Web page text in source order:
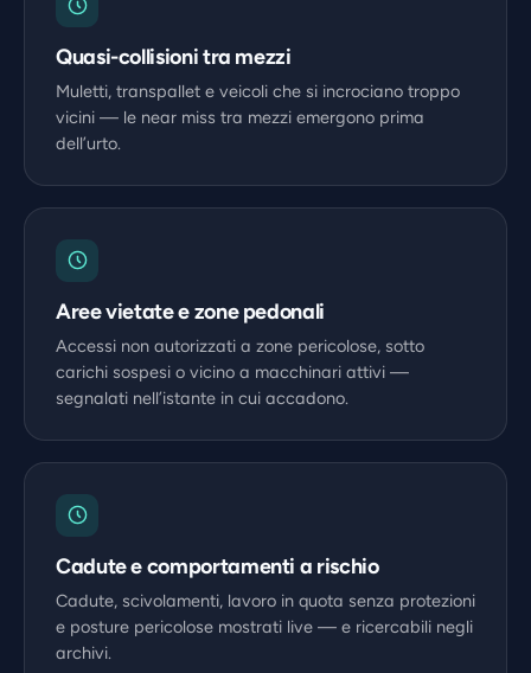
Quasi-collisioni tra mezzi
Muletti, transpallet e veicoli che si incrociano troppo
vicini — le near miss tra mezzi emergono prima
dell’urto.
Aree vietate e zone pedonali
Accessi non autorizzati a zone pericolose, sotto
carichi sospesi o vicino a macchinari attivi —
segnalati nell’istante in cui accadono.
Cadute e comportamenti a rischio
Cadute, scivolamenti, lavoro in quota senza protezioni
e posture pericolose mostrati live — e ricercabili negli
archivi.